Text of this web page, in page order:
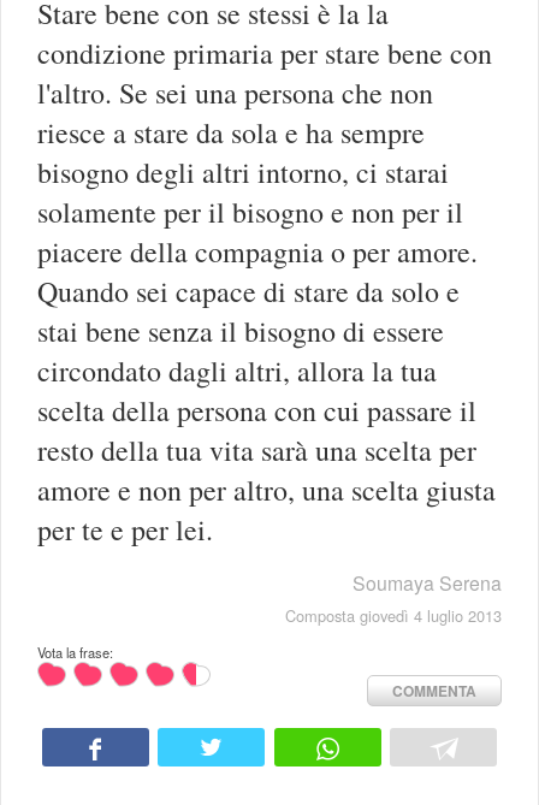
Stare bene con se stessi è la la
condizione primaria per stare bene con
l'altro. Se sei una persona che non
riesce a stare da sola e ha sempre
bisogno degli altri intorno, ci starai
solamente per il bisogno e non per il
piacere della compagnia o per amore.
Quando sei capace di stare da solo e
stai bene senza il bisogno di essere
circondato dagli altri, allora la tua
scelta della persona con cui passare il
resto della tua vita sarà una scelta per
amore e non per altro, una scelta giusta
per te e per lei.
Soumaya Serena
Composta giovedì 4 luglio 2013
Vota la frase:
COMMENTA